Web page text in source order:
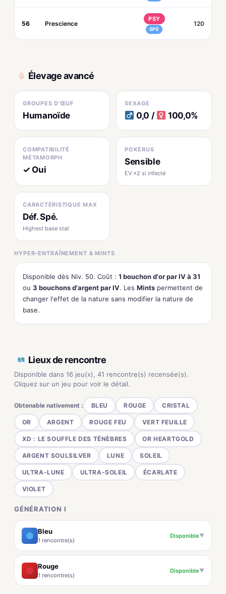
56 Prescience
PSY
SPÉ
120
Élevage avancé
GROUPES D'ŒUF
Humanoïde
SEXAGE
0,0 / 100,0%
COMPATIBILITÉ
MÉTAMORPH
✓ Oui
POKÉRUS
Sensible
EV ×2 si infecté
CARACTÉRISTIQUE MAX
Déf. Spé.
Highest base stat
HYPER-ENTRAÎNEMENT & MINTS
Disponible dès Niv. 50. Coût : 1 bouchon d'or par IV à 31
ou 3 bouchons d'argent par IV. Les Mints permettent de
changer l'effet de la nature sans modifier la nature de
base.
Lieux de rencontre
Disponible dans 16 jeu(x), 41 rencontre(s) recensée(s).
Cliquez sur un jeu pour voir le détail.
Obtenable nativement : BLEU ROUGE CRISTAL
OR ARGENT ROUGE FEU VERT FEUILLE
XD : LE SOUFFLE DES TÉNÈBRES OR HEARTGOLD
ARGENT SOULSILVER LUNE SOLEIL
ULTRA-LUNE ULTRA-SOLEIL ÉCARLATE
VIOLET
GÉNÉRATION I
Bleu
1 rencontre(s)
Disponible▼
Rouge
1 rencontre(s)
Disponible▼